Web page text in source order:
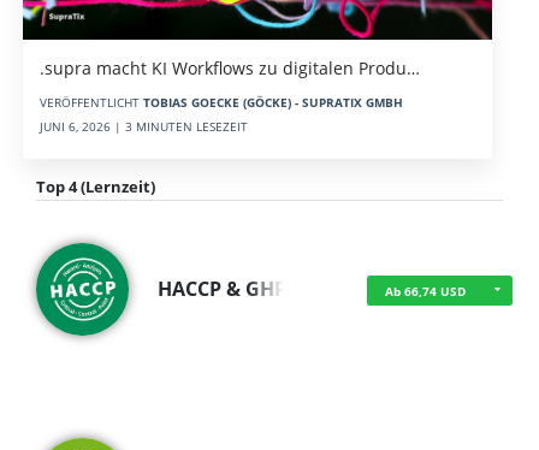
.supra macht KI Workflows zu digitalen Produ…
VERÖFFENTLICHT TOBIAS GOECKE (GÖCKE) - SUPRATIX GMBH
JUNI 6, 2026 | 3 MINUTEN LESEZEIT
Top 4 (Lernzeit)
HACCP & GHP Ab 66,74 USD